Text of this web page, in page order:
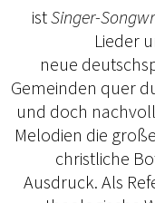
istSinger-
Lieder
neue
Gemeinden quer
und doch
Melodien die
christliche
Ausdruck. Als